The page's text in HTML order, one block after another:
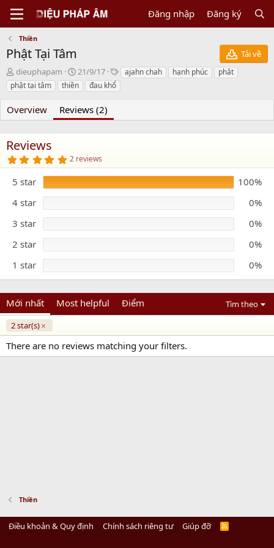
Đăng nhập Đăng ký
Thiền
Phật Tại Tâm
Tải về
N
g
ư
i
i
dieuphapam
C
r
e
t
d
a
t
e
21/9/17
T ajahn chah hạnh phúc
phât
phật tại tâm
thiền đau khổ
Overview Reviews (2)
Reviews
5
.
0
0
s
a
r
s
2 reviews
5 star
100%
4 star
0%
3 star
0%
2 star
0%
1 star
0%
Mới nhất Most helpful Điểm
Tìm theo
2 star(s)
There are no reviews matching your filters.
Thiền
Điều khoản & Quy định Chính sách riêng tư Giúp đỡ
R